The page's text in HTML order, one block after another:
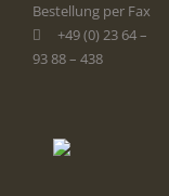
Bestellung per Fax
+49 (0) 23 64 –
93 88 – 438